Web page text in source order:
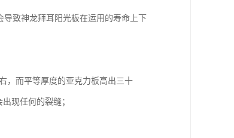
导致神龙拜耳阳光板在运用的寿命上下
，而平等厚度的亚克力板高出三十
现任何的裂缝；